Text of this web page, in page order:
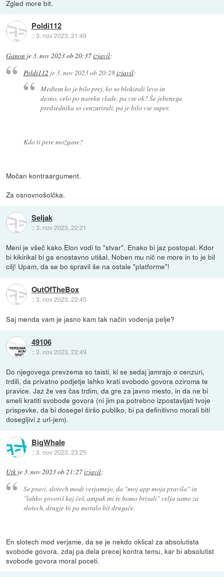
Zgled more bit.
Poldi112
::3. nov 2023, 21:49
Ganon je3. nov 2023 ob 20:37izjavil:
Poldi112je3. nov 2023 ob 20:28izjavil:
Medtem ko je bilo prej, ko so blokirali levo in
desno, celo po nareku vlade, pa vse ok? Še jebenega
predsednika so cenzurirali, pa je bilo vse super.
Kdo ti pere možgane?
Močan kontraargument.
Za osnovnošolčka.
Seljak
::3. nov 2023, 22:21
Meni je všeč kako Elon vodi to "stvar". Enako bi jaz postopal. Kdor
bi kikirikal bi ga enostavno utišal. Noben mu nič ne more in to je bil
cilj! Upam, da se bo spravil še na ostale "platforme"!
OutOfTheBox
::3. nov 2023, 22:45
Saj menda vam je jasno kam tak način vodenja pelje?
49106
::3. nov 2023, 22:49
Do njegovega prevzema so taisti, ki se sedaj jamrajo o cenzuri,
trdili, da privatno podjetje lahko krati svobodo govora oziroma te
pravice. Jaz že ves čas trdim, da gre za javno mesto, in da ne bi
smeli kratiti svobode govora (ni jim pa potrebno izpostavljati tvoje
prispevke, da bi dosegel širšo publiko, bi pa definitivno morali biti
dosegljivi z url-jem).
BigWhale
::3. nov 2023, 23:25
Utk je3. nov 2023 ob 21:27izjavil:
Se pravi, slotech modi verjamejo, da "moj app moja pravila" in
"lahko govoriš kaj češ, ampak mi te bomo brisali" velja samo za
slotech, drugje bi pa moralo bit drugače.
En slotech mod verjame, da se je nekdo oklical za absolutista
svobode govora, zdaj pa dela precej kontra temu, kar bi absolutist
svobode govora moral poceti.